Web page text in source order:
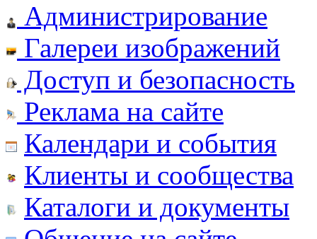
Администрирование
Галереи изображений
Доступ и безопасность
Реклама на сайте
Календари и события
Клиенты и сообщества
Каталоги и документы